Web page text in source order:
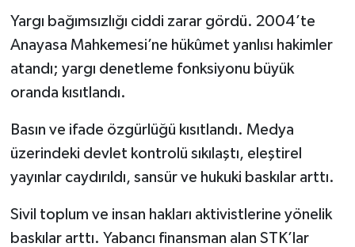
Yargı bağımsızlığı ciddi zarar gördü. 2004’te
Anayasa Mahkemesi’ne hükûmet yanlısı hakimler
atandı; yargı denetleme fonksiyonu büyük
oranda kısıtlandı.
Basın ve ifade özgürlüğü kısıtlandı. Medya
üzerindeki devlet kontrolü sıkılaştı, eleştirel
yayınlar caydırıldı, sansür ve hukuki baskılar arttı.
Sivil toplum ve insan hakları aktivistlerine yönelik
baskılar arttı. Yabancı finansman alan STK’lar